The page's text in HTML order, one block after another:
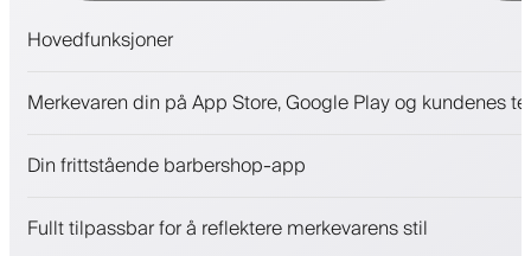
Hovedfunksjoner
Betalinger, sikkerhetsdepositum
Engasjer kunder med et lojalitetsprogram
Merkevaren din på App Store, Google Play og kundenes
Din frittstående barbershop-app
Fullt tilpassbar for å reflektere merkevarens stil